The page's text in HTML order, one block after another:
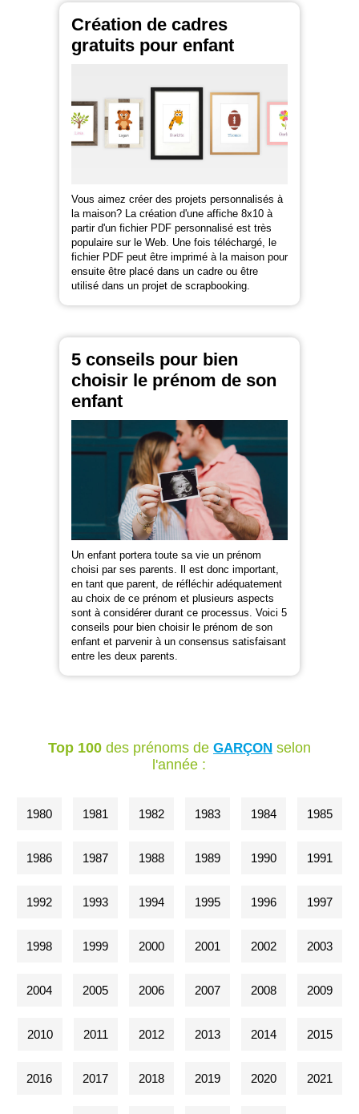
Création de cadres
gratuits pour enfant
Vous aimez créer des projets personnalisés à
la maison? La création d'une affiche 8x10 à
partir d'un fichier PDF personnalisé est très
populaire sur le Web. Une fois téléchargé, le
fichier PDF peut être imprimé à la maison pour
ensuite être placé dans un cadre ou être
utilisé dans un projet de scrapbooking.
5 conseils pour bien
choisir le prénom de son
enfant
Un enfant portera toute sa vie un prénom
choisi par ses parents. Il est donc important,
en tant que parent, de réfléchir adéquatement
au choix de ce prénom et plusieurs aspects
sont à considérer durant ce processus. Voici 5
conseils pour bien choisir le prénom de son
enfant et parvenir à un consensus satisfaisant
entre les deux parents.
Top 100des prénoms de GARÇONselon
l'année :
1980 1981 1982 1983 1984 1985
1986 1987 1988 1989 1990 1991
1992 1993 1994 1995 1996 1997
1998 1999 2000 2001 2002 2003
2004 2005 2006 2007 2008 2009
2010 2011 2012 2013 2014 2015
2016 2017 2018 2019 2020 2021